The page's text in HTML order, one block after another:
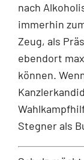
nach
immerhin
Zeug, als
ebendort
können.
Stegner als